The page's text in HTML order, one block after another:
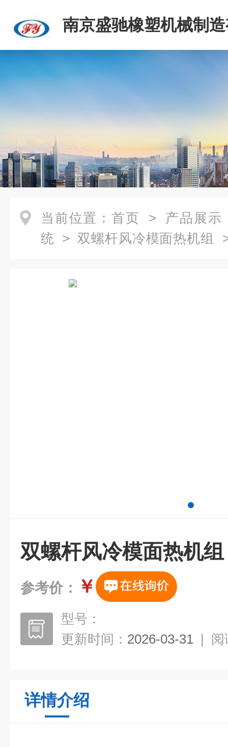
南京盛驰橡塑机械制
司
当前位置： 首页 > 产品展示
统 > 双螺杆风冷模面热机组
双螺杆风冷模面热机组
参考价： ￥
型号：
更新时间： 2026-03-31 | 阅
详情介绍